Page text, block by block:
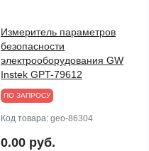
Измеритель параметров
безопасности
электрооборудования GW
Instek GPT-79612
ПО ЗАПРОСУ
Код товара: geo-86304
0.00 руб.